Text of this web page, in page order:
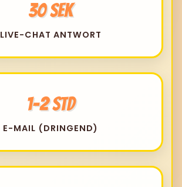
30 Sek
LIVE-CHAT ANTWORT
1-2 Std
E-MAIL (DRINGEND)